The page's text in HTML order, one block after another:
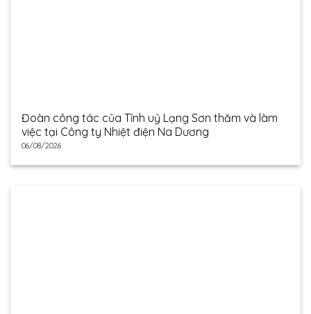
Đoàn công tác của Tỉnh uỷ Lạng Sơn thăm và làm
việc tại Công ty Nhiệt điện Na Dương
06/08/2026